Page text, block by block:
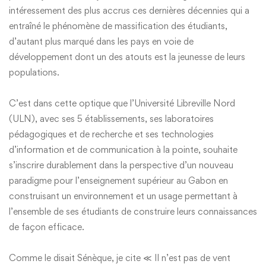
intéressement des plus accrus ces dernières décennies qui a
entraîné le phénomène de massification des étudiants,
d’autant plus marqué dans les pays en voie de
développement dont un des atouts est la jeunesse de leurs
populations.
C’est dans cette optique que l’Université Libreville Nord
(ULN), avec ses 5 établissements, ses laboratoires
pédagogiques et de recherche et ses technologies
d’information et de communication à la pointe, souhaite
s’inscrire durablement dans la perspective d’un nouveau
paradigme pour l’enseignement supérieur au Gabon en
construisant un environnement et un usage permettant à
l’ensemble de ses étudiants de construire leurs connaissances
de façon efficace.
Comme le disait Sénèque, je cite ≪ Il n’est pas de vent